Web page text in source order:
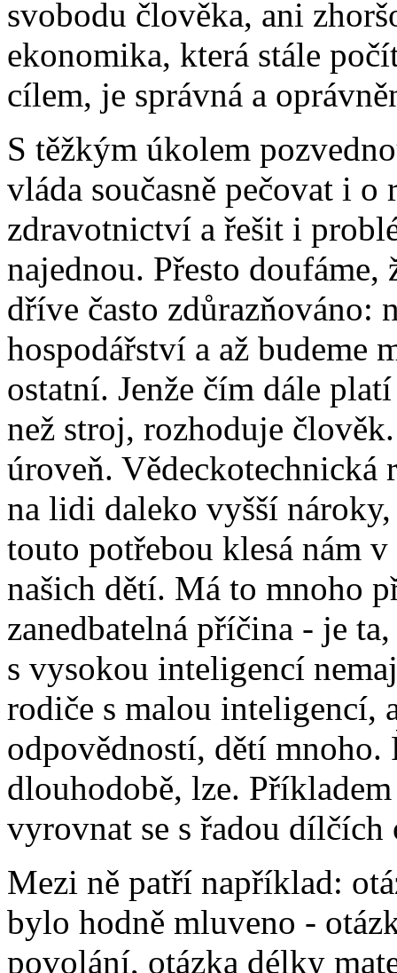
svobodu člověka, ani
ekonomika, která stále
cílem, je správná a
S těžkým úkolem
vláda současně pečovat i
zdravotnictví a řešit i
najednou. Přesto
dříve často zdůrazňováno:
hospodářství a až budeme
ostatní. Jenže čím dále
než stroj, rozhoduje
úroveň. Vědeckotechnická
na lidi daleko vyšší
touto potřebou klesá nám
našich dětí. Má to mnoho
zanedbatelná příčina - je
s vysokou inteligencí
rodiče s malou inteligencí,
odpovědností, dětí mnoho.
dlouhodobě, lze.
vyrovnat se s řadou dílčích
Mezi ně patří například:
bylo hodně mluveno -
povolání, otázka délky